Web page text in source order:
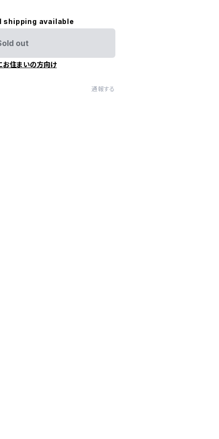
shipping available
out
お住まいの方向け
通報する